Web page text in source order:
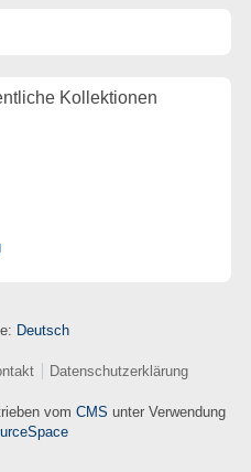
Kollektionen
Deutsch
Datenschutzerklärung
vom CMS unter Verwendung